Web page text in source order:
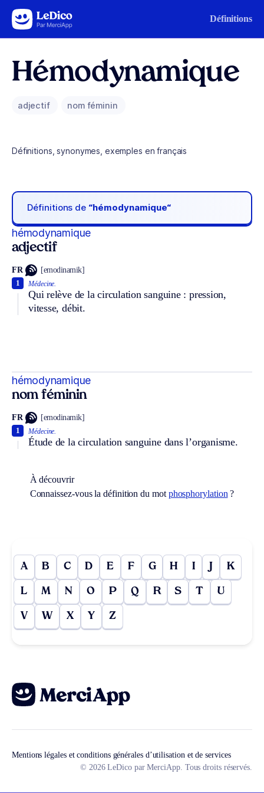
Aller au contenu Définitions
Hémodynamique
adjectif nom féminin
Définitions, synonymes, exemples en français
Définitions de “hémodynamique“
hémodynamique
adjectif
FR [emodinamik]
Médecine.
Qui relève de la circulation sanguine : pression,
vitesse, débit.
1
hémodynamique
nom féminin
FR [emodinamik]
Médecine.
Étude de la circulation sanguine dans l’organisme.
1
À découvrir
Connaissez-vous la définition du mot phosphorylation ?
A B C D E F G H I J K
L M N O P Q R S T U
V W X Y Z
Mentions légales et conditions générales d’utilisation et de services
© 2026 LeDico par MerciApp. Tous droits réservés.